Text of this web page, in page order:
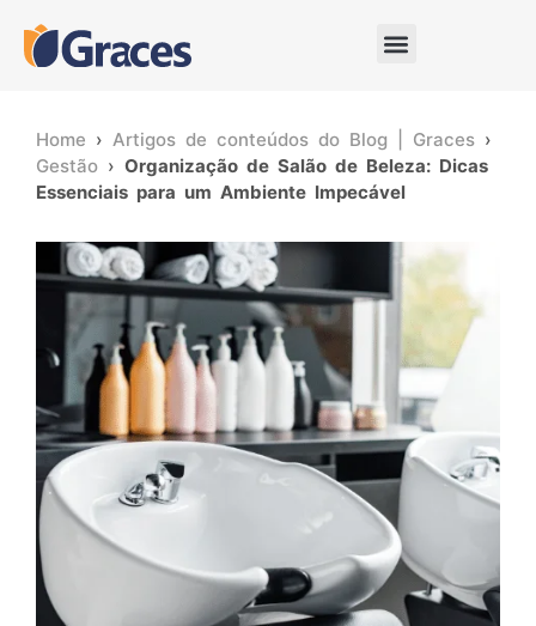
Home › Artigos de conteúdos do Blog | Graces ›
Gestão › Organização de Salão de Beleza: Dicas
Essenciais para um Ambiente Impecável